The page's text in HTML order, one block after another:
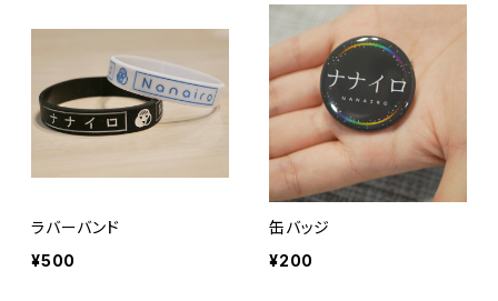
ラバーバンド
¥500
缶バッジ
¥200